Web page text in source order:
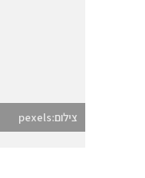
צילום:pexels